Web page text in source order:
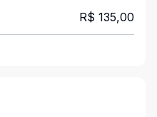
R$ 135,00